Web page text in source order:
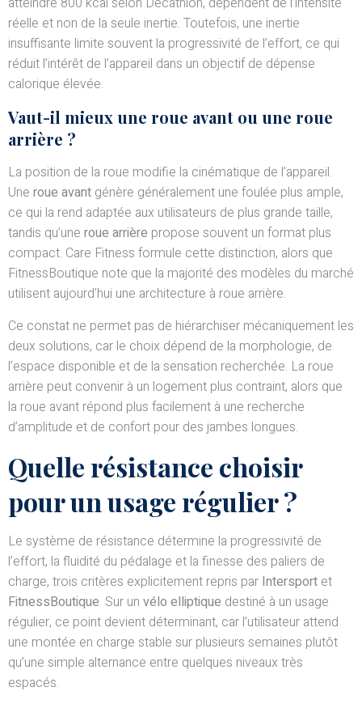
réelle et non de la seule inertie. Toutefois, une inertie
insuffisante limite souvent la progressivité de l’effort, ce qui
réduit l’intérêt de l’appareil dans un objectif de dépense
calorique élevée.
Vaut-il mieux une roue avant ou une roue
arrière ?
La position de la roue modifie la cinématique de l’appareil.
Une roue avant génère généralement une foulée plus ample,
ce qui la rend adaptée aux utilisateurs de plus grande taille,
tandis qu’une roue arrière propose souvent un format plus
compact. Care Fitness formule cette distinction, alors que
FitnessBoutique note que la majorité des modèles du marché
utilisent aujourd’hui une architecture à roue arrière.
Ce constat ne permet pas de hiérarchiser mécaniquement les
deux solutions, car le choix dépend de la morphologie, de
l’espace disponible et de la sensation recherchée. La roue
arrière peut convenir à un logement plus contraint, alors que
la roue avant répond plus facilement à une recherche
d’amplitude et de confort pour des jambes longues.
Quelle résistance choisir
pour un usage régulier ?
Le système de résistance détermine la progressivité de
l’effort, la fluidité du pédalage et la finesse des paliers de
charge, trois critères explicitement repris par Intersport et
FitnessBoutique. Sur un vélo elliptique destiné à un usage
régulier, ce point devient déterminant, car l’utilisateur attend
une montée en charge stable sur plusieurs semaines plutôt
qu’une simple alternance entre quelques niveaux très
espacés.